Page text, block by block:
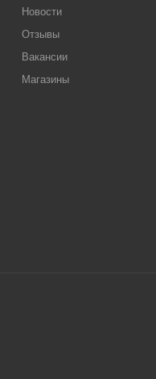
Новости
Отзывы
Вакансии
Магазины